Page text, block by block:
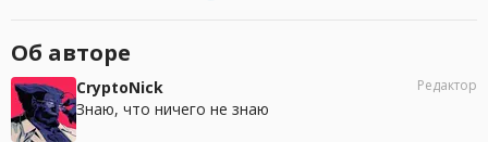
Об авторе
CryptoNick
Знаю, что ничего не знаю
Редактор